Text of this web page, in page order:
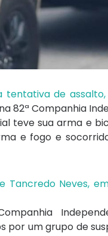
tentativa de assalto,
82ª Companhia
teve sua arma e
e fogo e
Neves,
um grupo de